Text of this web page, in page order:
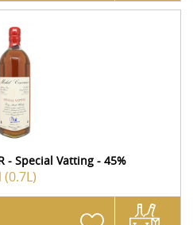
- Special Vatting - 45%
(0.7L)